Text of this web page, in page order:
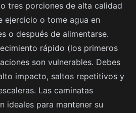
tres porciones de alta calidad
ejercicio o tome agua en
o después de alimentarse.
rápido (los primeros
son vulnerables. Debes
impacto, saltos repetitivos y
Las caminatas
ideales para mantener su